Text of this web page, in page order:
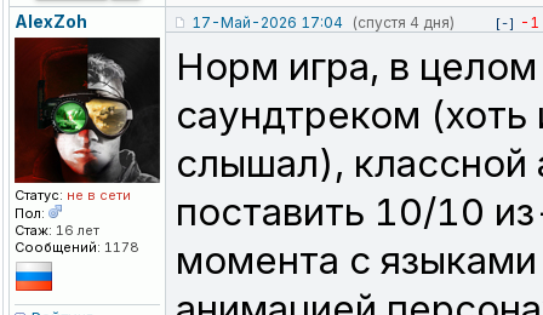
AlexZoh
Статус: не в сети
Пол:
Стаж: 16 лет
Сообщений: 1178
17-Май-2026 17:04 (спустя 4 дня) [-] -1
Норм игра, в
саундтреком
слышал),
поставить 10/10
момента с языками